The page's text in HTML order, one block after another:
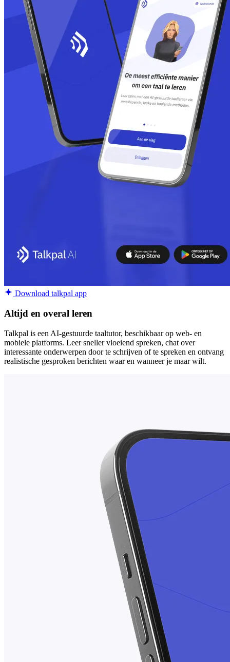
Download talkpal app
Altijd en overal leren
Talkpal is een AI-gestuurde taaltutor, beschikbaar op web- en
mobiele platforms. Leer sneller vloeiend spreken, chat over
interessante onderwerpen door te schrijven of te spreken en ontvang
realistische gesproken berichten waar en wanneer je maar wilt.